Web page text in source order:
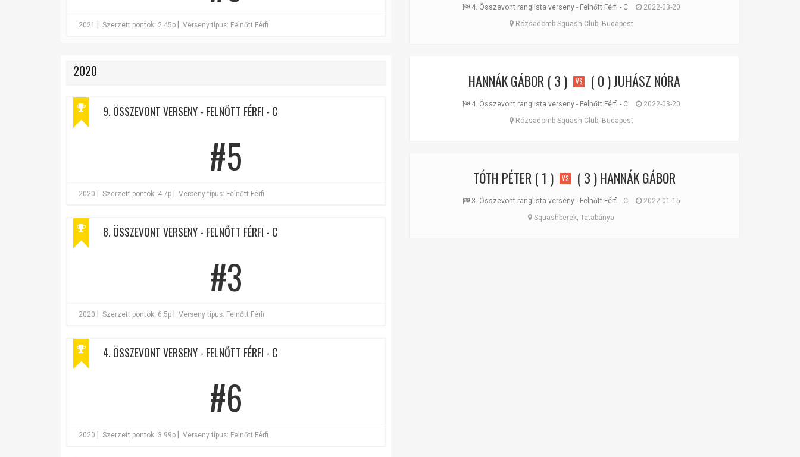
2021 Szerzett pontok: 2.45p Verseny típus: Felnőtt Férfi
2020
9. ÖSSZEVONT VERSENY - FELNŐTT FÉRFI - C
#5
2020 Szerzett pontok: 4.7p Verseny típus: Felnőtt Férfi
8. ÖSSZEVONT VERSENY - FELNŐTT FÉRFI - C
#3
2020 Szerzett pontok: 6.5p Verseny típus: Felnőtt Férfi
4. ÖSSZEVONT VERSENY - FELNŐTT FÉRFI - C
#6
2020 Szerzett pontok: 3.99p Verseny típus: Felnőtt Férfi
4. Összevont ranglista verseny - Felnőtt Férfi - C
2022-03-20
Rózsadomb Squash Club, Budapest
HANNÁK GÁBOR ( 3 ) VS ( 0 )JUHÁSZ NÓRA
4. Összevont ranglista verseny - Felnőtt Férfi - C
2022-03-20
Rózsadomb Squash Club, Budapest
TÓTH PÉTER ( 1 ) VS ( 3 )HANNÁK GÁBOR
3. Összevont ranglista verseny - Felnőtt Férfi - C
2022-01-15
Squashberek, Tatabánya